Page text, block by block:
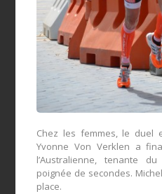
Chez les femmes, le duel
Yvonne Von Verklen a
l’Australienne, tenante
poignée de secondes.
place.